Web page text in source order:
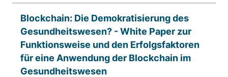
Blockchain: Die Demokratisierung des
Gesundheitswesen? - White Paper zur
Funktionsweise und den Erfolgsfaktoren
für eine Anwendung der Blockchain im
Gesundheitswesen